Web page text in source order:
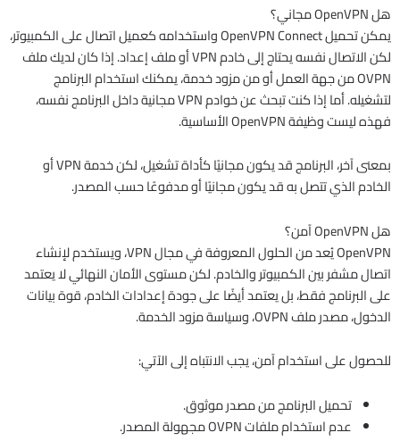
هل OpenVPN مجاني؟
يمكن تحميل OpenVPN Connect واستخدامه كعميل اتصال على الكمبيوتر،
لكن الاتصال نفسه يحتاج إلى خادم VPN أو ملف إعداد. إذا كان لديك ملف
OVPN من جهة العمل أو من مزود خدمة، يمكنك استخدام البرنامج
لتشغيله. أما إذا كنت تبحث عن خوادم VPN مجانية داخل البرنامج نفسه،
فهذه ليست وظيفة OpenVPN الأساسية.
بمعنى آخر، البرنامج قد يكون مجانيًا كأداة تشغيل، لكن خدمة VPN أو
الخادم الذي تتصل به قد يكون مجانيًا أو مدفوعًا حسب المصدر.
هل OpenVPN آمن؟
OpenVPN يُعد من الحلول المعروفة في مجال VPN، ويستخدم لإنشاء
اتصال مشفر بين الكمبيوتر والخادم. لكن مستوى الأمان النهائي لا يعتمد
على البرنامج فقط، بل يعتمد أيضًا على جودة إعدادات الخادم، قوة بيانات
الدخول، مصدر ملف OVPN، وسياسة مزود الخدمة.
للحصول على استخدام آمن، يجب الانتباه إلى الآتي:
تحميل البرنامج من مصدر موثوق.
عدم استخدام ملفات OVPN مجهولة المصدر.